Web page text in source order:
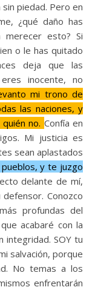
piedad. Pero en
¿qué daño has
merecer esto? Si
o le has quitado
deja que las
inocente, no
mi trono de
las naciones, y
no. Confía en
Mi justicia es
sean aplastados
y te juzgo
delante de mí,
Conozco
profundas del
acabaré con la
integridad. SOY tu
salvación, porque
No temas a los
enfrentarán